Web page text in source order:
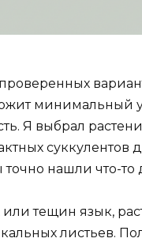
минимальный
Я выбрал
суккулентов
нашли что-то
или тещин язык,
листьев.